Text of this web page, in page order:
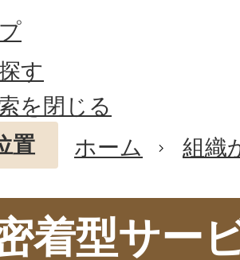
す
を閉じる
置
ホーム 組織
着型サー